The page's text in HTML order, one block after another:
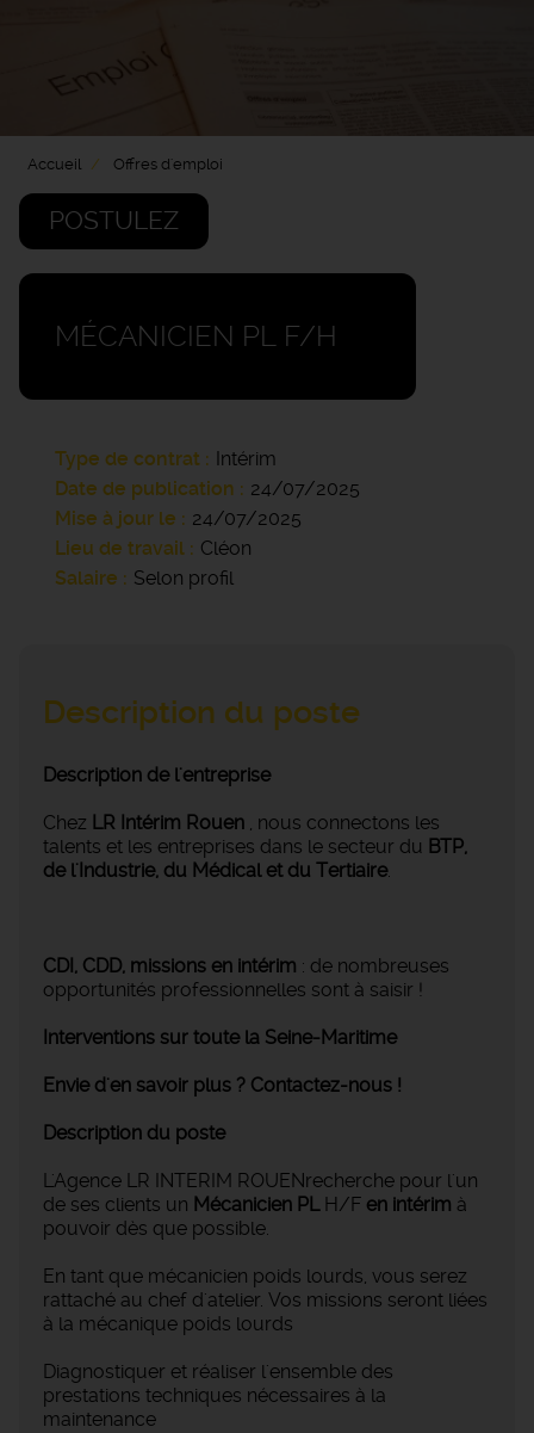
Accueil Offres d'emploi
POSTULEZ
MÉCANICIEN PL F/H
Type de contrat
Intérim
Date de publication
24/07/2025
Mise à jour le
24/07/2025
Lieu de travail
Cléon
Salaire
Selon profil
Description du poste
Description de l'entreprise
Chez LR Intérim Rouen , nous connectons les
talents et les entreprises dans le secteur du BTP,
de l'Industrie, du Médical et du Tertiaire.
CDI, CDD, missions en intérim : de nombreuses
opportunités professionnelles sont à saisir !
Interventions sur toute la Seine-Maritime
Envie d'en savoir plus ? Contactez-nous !
Description du poste
L'Agence LR INTERIM ROUENrecherche pour l'un
de ses clients un Mécanicien PLH/F en intérim à
pouvoir dès que possible.
En tant que mécanicien poids lourds, vous serez
rattaché au chef d'atelier. Vos missions seront liées
à la mécanique poids lourds
Diagnostiquer et réaliser l'ensemble des
prestations techniques nécessaires à la
maintenance